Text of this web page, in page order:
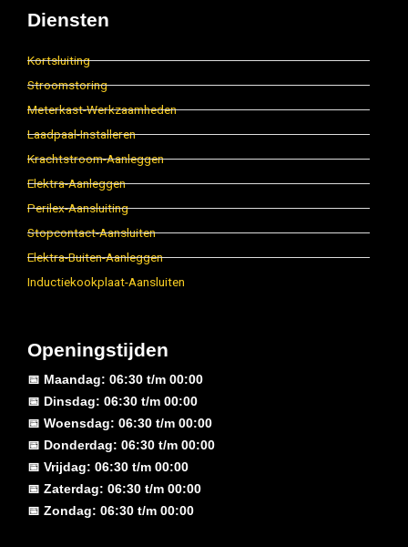
Diensten
Kortsluiting
Stroomstoring
Meterkast-Werkzaamheden
Laadpaal-Installeren
Krachtstroom-Aanleggen
Elektra-Aanleggen
Perilex-Aansluiting
Stopcontact-Aansluiten
Elektra-Buiten-Aanleggen
Inductiekookplaat-Aansluiten
Openingstijden
📅 Maandag: 06:30 t/m 00:00
📅 Dinsdag: 06:30 t/m 00:00
📅 Woensdag: 06:30 t/m 00:00
📅 Donderdag: 06:30 t/m 00:00
📅 Vrijdag: 06:30 t/m 00:00
📅 Zaterdag: 06:30 t/m 00:00
📅 Zondag: 06:30 t/m 00:00